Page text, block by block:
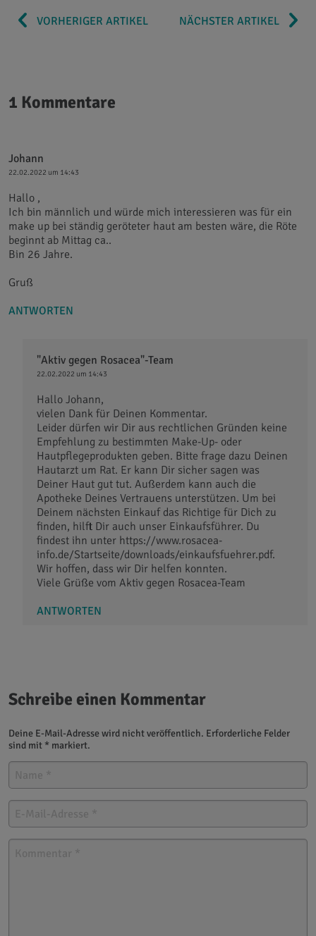
VORHERIGER ARTIKEL NÄCHSTER ARTIKEL
1 Kommentare
Johann
22.02.2022 um 14:43
Hallo ,
Ich bin männlich und würde mich interessieren was für ein
make up bei ständig geröteter haut am besten wäre, die Röte
beginnt ab Mittag ca..
Bin 26 Jahre.
Gruß
ANTWORTEN
"Aktiv gegen Rosacea"-Team
22.02.2022 um 14:43
Hallo Johann,
vielen Dank für Deinen Kommentar.
Leider dürfen wir Dir aus rechtlichen Gründen keine
Empfehlung zu bestimmten Make-Up- oder
Hautpflegeprodukten geben. Bitte frage dazu Deinen
Hautarzt um Rat. Er kann Dir sicher sagen was
Deiner Haut gut tut. Außerdem kann auch die
Apotheke Deines Vertrauens unterstützen. Um bei
Deinem nächsten Einkauf das Richtige für Dich zu
finden, hilft Dir auch unser Einkaufsführer. Du
findest ihn unter https://www.rosacea-
info.de/Startseite/downloads/einkaufsfuehrer.pdf.
Wir hoffen, dass wir Dir helfen konnten.
Viele Grüße vom Aktiv gegen Rosacea-Team
ANTWORTEN
Schreibe einen Kommentar
Deine E-Mail-Adresse wird nicht veröffentlich. Erforderliche Felder
sind mit * markiert.